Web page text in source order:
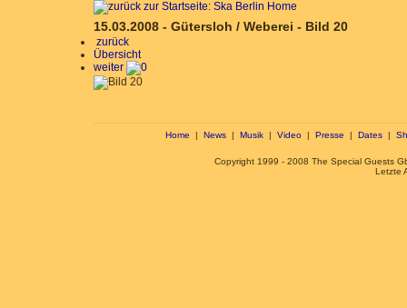
15.03.2008 - Gütersloh / Weberei - Bild 20
zurück
Übersicht
weiter
Home | News | Musik | Video | Presse | Dates |
Copyright 1999 - 2008 The Special Guests
Letzte